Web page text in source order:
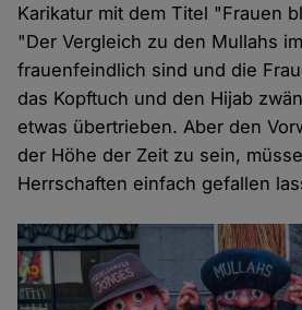
Karikatur mit dem Titel "Frauen
"Der Vergleich zu den Mullahs
frauenfeindlich sind und die
das Kopftuch und den Hijab
etwas übertrieben. Aber den
der Höhe der Zeit zu sein,
Herrschaften einfach gefallen